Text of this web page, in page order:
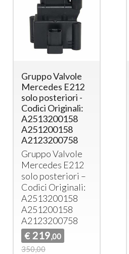
Gruppo Valvole
Mercedes E212
solo posteriori -
Codici Originali:
A2513200158
A251200158
A2123200758
Gruppo Valvole
Mercedes E212
solo posteriori –
Codici Originali:
A2513200158
A251200158
A2123200758
€ 219,00
350,00